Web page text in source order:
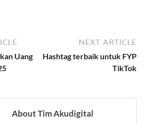
Uang
NEXT ARTICLE
Hashtag terbaik untuk FYP
TikTok
About Tim Akudigital